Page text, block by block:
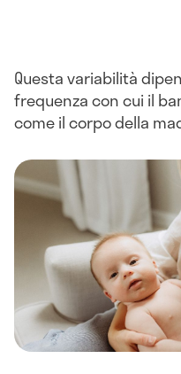
Questa variabilità
frequenza con cui il
come il corpo della